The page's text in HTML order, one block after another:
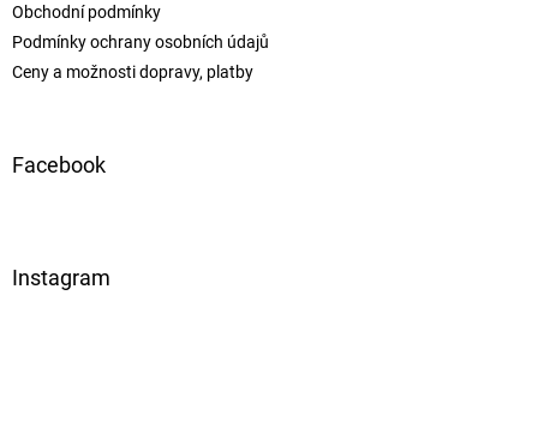
Obchodní podmínky
Podmínky ochrany osobních údajů
Ceny a možnosti dopravy, platby
Facebook
Instagram